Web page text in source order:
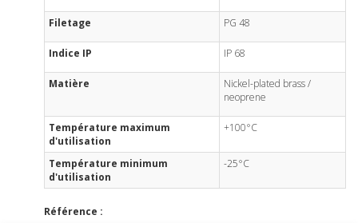
Filetage PG 48
Indice IP IP 68
Matière
Nickel-plated brass /
neoprene
Température maximum
d'utilisation
+100°C
Température minimum
d'utilisation
-25°C
Référence :